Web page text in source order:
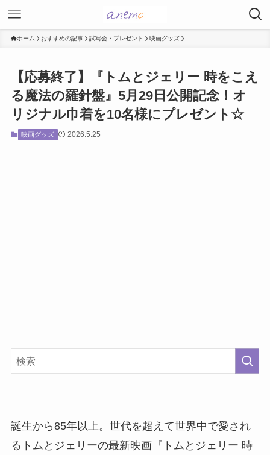
ホーム おすすめの記事 試写会・プレゼント 映画グッズ
【応募終了】『トムとジェリー 時をこえ
る魔法の羅針盤』5月29日公開記念！オ
リジナル巾着を10名様にプレゼント☆
映画グッズ 2026.5.25
誕生から85年以上。世代を超えて世界中で愛され
るトムとジェリーの最新映画『トムとジェリー 時